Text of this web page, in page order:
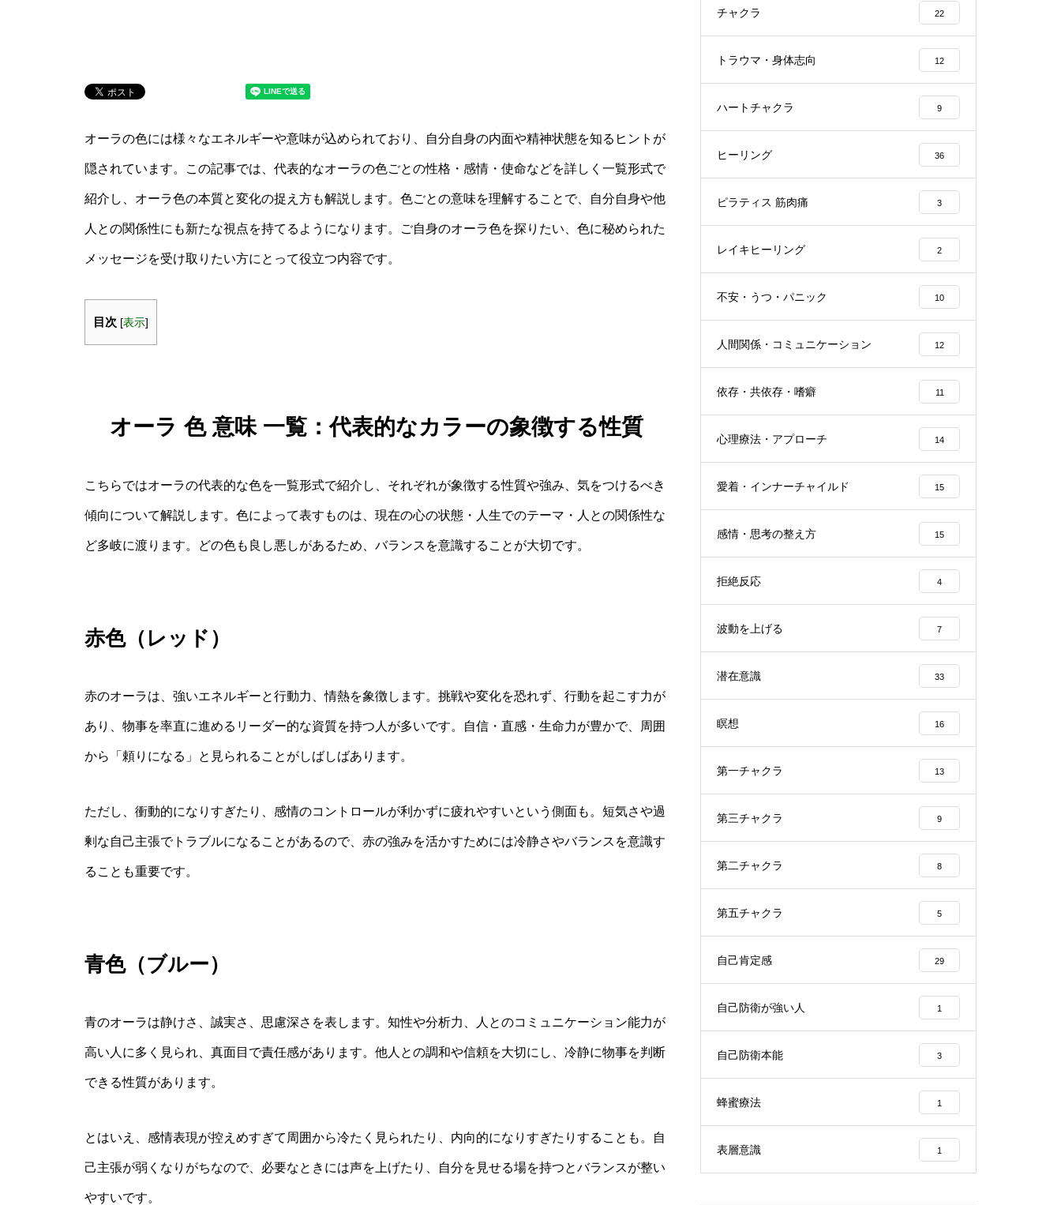
オーラの色には様々なエネルギーや意味が込められており、自分自身の内面や精神状態を知るヒントが
隠されています。この記事では、代表的なオーラの色ごとの性格・感情・使命などを詳しく一覧形式で
紹介し、オーラ色の本質と変化の捉え方も解説します。色ごとの意味を理解することで、自分自身や他
人との関係性にも新たな視点を持てるようになります。ご自身のオーラ色を探りたい、色に秘められた
メッセージを受け取りたい方にとって役立つ内容です。
目次 [表示]
オーラ 色 意味 一覧：代表的なカラーの象徴する性質
こちらではオーラの代表的な色を一覧形式で紹介し、それぞれが象徴する性質や強み、気をつけるべき
傾向について解説します。色によって表すものは、現在の心の状態・人生でのテーマ・人との関係性な
ど多岐に渡ります。どの色も良し悪しがあるため、バランスを意識することが大切です。
赤色（レッド）
赤のオーラは、強いエネルギーと行動力、情熱を象徴します。挑戦や変化を恐れず、行動を起こす力が
あり、物事を率直に進めるリーダー的な資質を持つ人が多いです。自信・直感・生命力が豊かで、周囲
から「頼りになる」と見られることがしばしばあります。
ただし、衝動的になりすぎたり、感情のコントロールが利かずに疲れやすいという側面も。短気さや過
剰な自己主張でトラブルになることがあるので、赤の強みを活かすためには冷静さやバランスを意識す
ることも重要です。
青色（ブルー）
青のオーラは静けさ、誠実さ、思慮深さを表します。知性や分析力、人とのコミュニケーション能力が
高い人に多く見られ、真面目で責任感があります。他人との調和や信頼を大切にし、冷静に物事を判断
できる性質があります。
とはいえ、感情表現が控えめすぎて周囲から冷たく見られたり、内向的になりすぎたりすることも。自
己主張が弱くなりがちなので、必要なときには声を上げたり、自分を見せる場を持つとバランスが整い
やすいです。
チャクラ 22
トラウマ・身体志向 12
ハートチャクラ 9
ヒーリング 36
ピラティス 筋肉痛 3
レイキヒーリング 2
不安・うつ・パニック 10
人間関係・コミュニケーション 12
依存・共依存・嗜癖 11
心理療法・アプローチ 14
愛着・インナーチャイルド 15
感情・思考の整え方 15
拒絶反応 4
波動を上げる 7
潜在意識 33
瞑想 16
第一チャクラ 13
第三チャクラ 9
第二チャクラ 8
第五チャクラ 5
自己肯定感 29
自己防衛が強い人 1
自己防衛本能 3
蜂蜜療法 1
表層意識 1